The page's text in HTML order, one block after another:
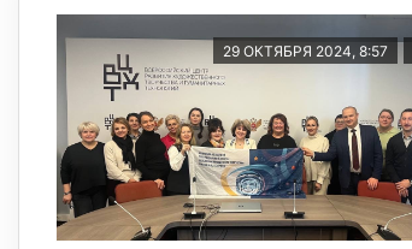
29 ОКТЯБРЯ 2024, 8:57